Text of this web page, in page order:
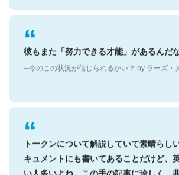
彼もまた「努力できる才能」があるんだ
─今のこの状況が信じられるかい？ by ラーズ・
トークンについて解説していて素晴らし
キュメントにも書いてあることだけど、
い人多いよね。この手の記事に珍しく、